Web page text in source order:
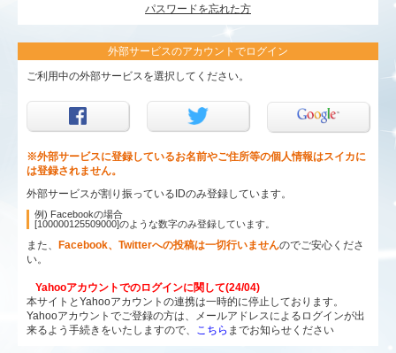
パスワードを忘れた方
外部サービスのアカウントでログイン
ご利用中の外部サービスを選択してください。
※外部サービスに登録しているお名前やご住所等の個人情報はスイカに
は登録されません。
外部サービスが割り振っているIDのみ登録しています。
例) Facebookの場合
[100000125509000]のような数字のみ登録しています。
また、 Facebook、Twitterへの投稿は一切行いませんのでご安心くださ
い。
Yahooアカウントでのログインに関して(24/04)
本サイトとYahooアカウントの連携は一時的に停止しております。
Yahooアカウントでご登録の方は、メールアドレスによるログインが出
来るよう手続きをいたしますので、 こちら までお知らせください